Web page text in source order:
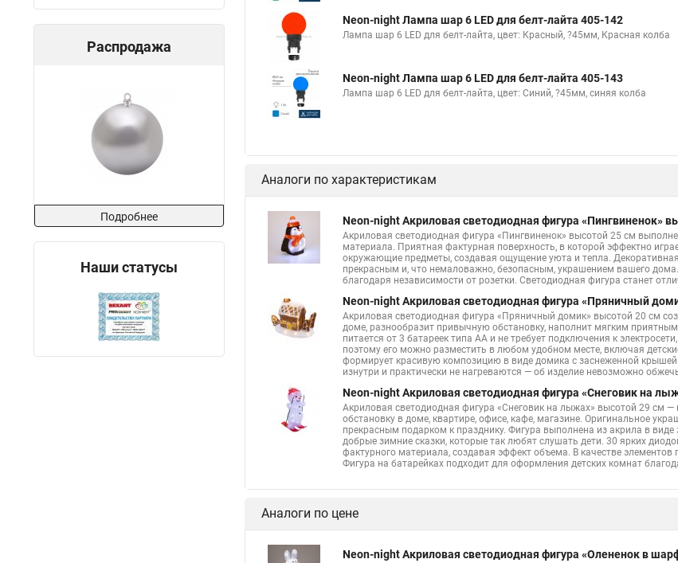
Распродажа
Подробнее
Наши статусы
Neon-night Лампа шар 6 LED для белт-лайта 405-142
Лампа шар 6 LED для белт-лайта, цвет: Красный, ?45мм, Красная колба
Neon-night Лампа шар 6 LED для белт-лайта 405-143
Лампа шар 6 LED для белт-лайта, цвет: Синий, ?45мм, синяя колба
Аналоги по характеристикам
Neon-night Акриловая светодиодная фигура «Пингвиненок»
Акриловая светодиодная фигура «Пингвиненок» высотой 25 см
материала. Приятная фактурная поверхность, в которой эффектно
окружающие предметы, создавая ощущение уюта и тепла.
прекрасным и, что немаловажно, безопасным, украшением вашего
благодаря независимости от розетки. Светодиодная фигура станет
Neon-night Акриловая светодиодная фигура «Пряничный
Акриловая светодиодная фигура «Пряничный домик» высотой 20 см
доме, разнообразит привычную обстановку, наполнит мягким
питается от 3 батареек типа АА и не требует подключения к
поэтому его можно разместить в любом удобном месте, включая
формирует красивую композицию в виде домика с заснеженной
изнутри и практически не нагреваются — об изделие невозможно
Neon-night Акриловая светодиодная фигура «Снеговик на
Акриловая светодиодная фигура «Снеговик на лыжах» высотой 29 см
обстановку в доме, квартире, офисе, кафе, магазине. Оригинальное
прекрасным подарком к празднику. Фигура выполнена из акрила в
добрые зимние сказки, которые так любят слушать дети. 30 ярких
фактурного материала, создавая эффект объема. В качестве
Фигура на батарейках подходит для оформления детских комнат
Аналоги по цене
Neon-night Акриловая светодиодная фигура «Олененок в